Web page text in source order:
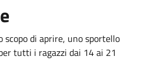
scopo di aprire, uno sportello
tutti i ragazzi dai 14 ai 21